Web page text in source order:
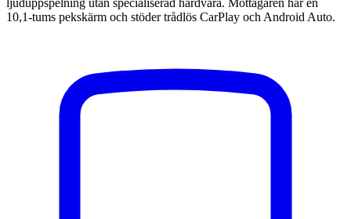
ljuduppspelning utan specialiserad hårdvara. Mottagaren har en
10,1-tums pekskärm och stöder trådlös CarPlay och Android Auto.